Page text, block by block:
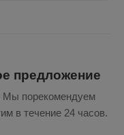
предложение
Мы порекомендуем
в течение 24 часов.